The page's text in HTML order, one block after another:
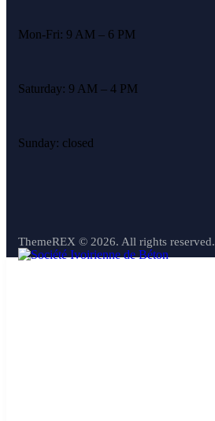
Mon-Fri: 9 AM – 6 PM
Saturday: 9 AM – 4 PM
Sunday: closed
ThemeREX © 2026. All rights reserved.